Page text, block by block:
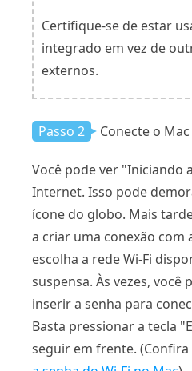
Certifique-se de estar
integrado em vez de
externos.
Passo 2 Conecte o
Você pode ver "Iniciando
Internet. Isso pode
ícone do globo. Mais
a criar uma conexão com
escolha a rede Wi-Fi
suspensa. Às vezes, você
inserir a senha para
Basta pressionar a tecla
seguir em frente.